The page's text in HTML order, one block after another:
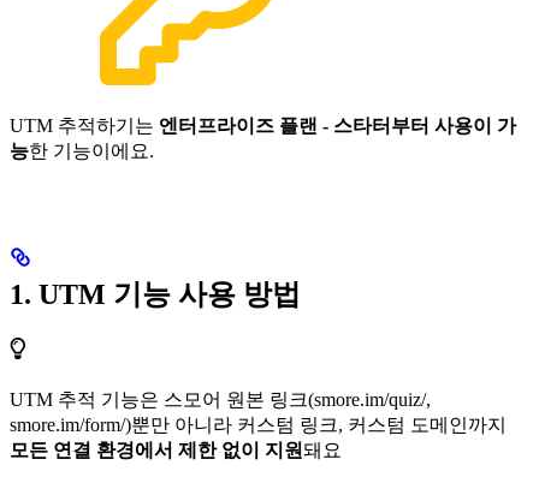
UTM 추적하기는 엔터프라이즈 플랜 - 스타터부터 사용이 가
능한 기능이에요.
1. UTM 기능 사용 방법
UTM 추적 기능은 스모어 원본 링크(smore.im/quiz/,
smore.im/form/)뿐만 아니라 커스텀 링크, 커스텀 도메인까지
모든 연결 환경에서 제한 없이 지원돼요